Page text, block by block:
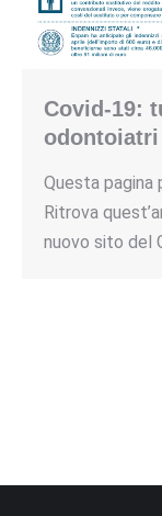
Covid-19:
odontoiatri
Questa pagina
Ritrova
nuovo sito del